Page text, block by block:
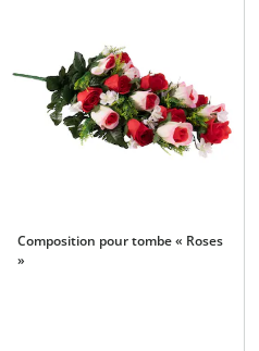
Composition pour tombe « Roses
»